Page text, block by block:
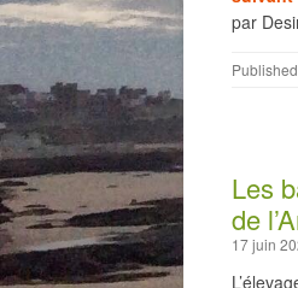
par
Les
de
17 juin